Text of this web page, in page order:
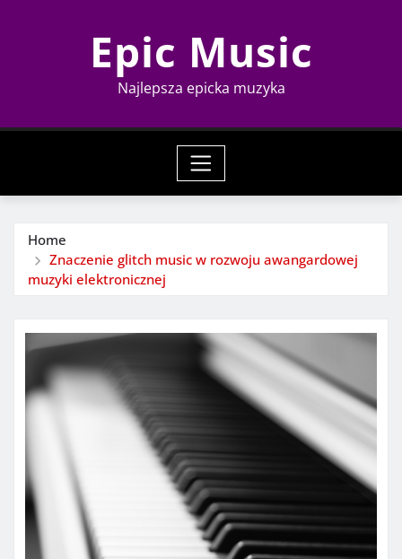
Epic Music
Najlepsza epicka muzyka
Home
Znaczenie glitch music w rozwoju awangardowej
muzyki elektronicznej